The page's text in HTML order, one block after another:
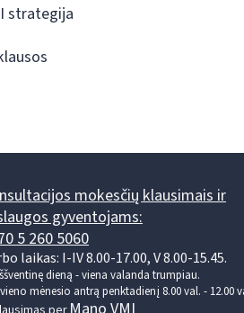
strategija
mokesčių klausimais ir
gyventojams:
5 260 5060
laikas: I-IV 8.00-17.00, V 8.00-15.45.
dieną - viena valanda trumpiau.
mėnesio antrą penktadienį 8.00 val. - 12.00